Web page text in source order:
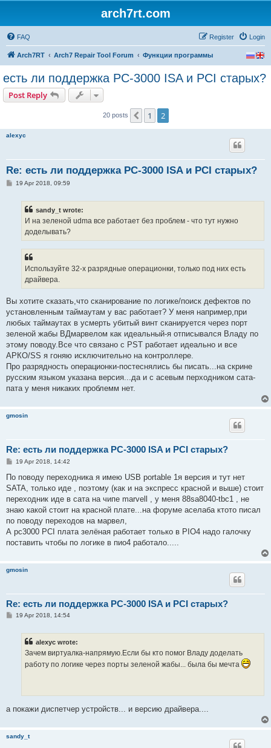
arch7rt.com
FAQ Login
Register
Arch7RT Arch7 Repair Tool Forum Функции программы
есть ли поддержка PC-3000 ISA и PCI старых?
Post Reply
20 posts Previous
1 2
alexyc
Re: есть ли поддержка PC-3000 ISA и PCI старых?
P19 Apr 2018, 09:59
sandy_t wrote:
И на зеленой udma все работает без проблем - что тут нужно
доделывать?
Используйте 32-х разрядные операционки, только под них есть
драйвера.
Вы хотите сказать,что сканирование по логике/поиск дефектов по
установленным таймаутам у вас работает? У меня например,при
любых таймаутах в усмерть убитый винт сканируется через порт
зеленой жабы ВДмарвелом как идеальный-я отписывался Владу по
этому поводу.Все что связано с PST работает идеально и все
АРКО/SS я гоняю исключительно на контроллере.
Про разрядность операционки-постеснялись бы писать...на скрине
русским языком указана версия...да и с асевым перходником сата-
пата у меня никаких проблемм нет.
gmosin
Re: есть ли поддержка PC-3000 ISA и PCI старых?
P
s
19 Apr 2018, 14:42
По поводу переходника я имею USB portable 1я версия и тут нет
SATA, только иде , поэтому (как и на экспресс красной и выше) стоит
переходник иде в сата на чипе marvell , у меня 88sa8040-tbc1 , не
знаю какой стоит на красной плате...на форуме аселаба ктото писал
по поводу переходов на марвел,
А pc3000 PCI плата зелёная работает только в PIO4 надо галочку
поставить чтобы по логике в пио4 работало.....
gmosin
Re: есть ли поддержка PC-3000 ISA и PCI старых?
P19 Apr 2018, 14:54
alexyc wrote:
Зачем виртуалка-напрямую.Если бы кто помог Владу доделать
работу по логике через порты зеленой жабы... была бы мечта
а покажи диспетчер устройств... и версию драйвера....
sandy_t